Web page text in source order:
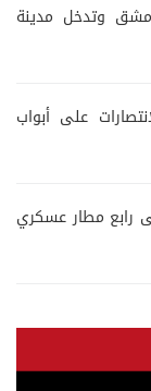
وتدخل مدينة
على أبواب
رابع مطار عسكري